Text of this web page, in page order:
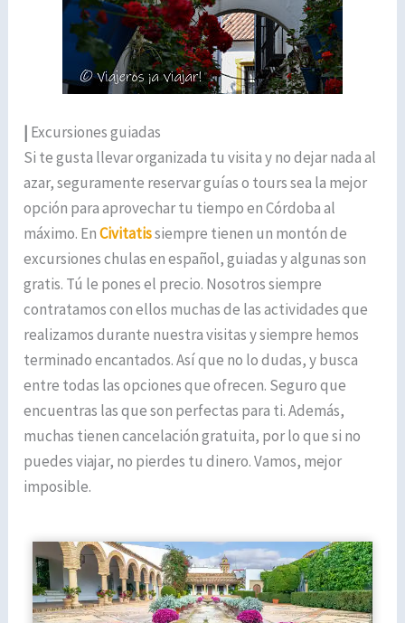
| Excursiones guiadas
Si te gusta llevar organizada tu visita y no dejar nada al
azar, seguramente reservar guías o tours sea la mejor
opción para aprovechar tu tiempo en Córdoba al
máximo. EnCivitatissiempre tienen un montón de
excursiones chulas en español, guiadas y algunas son
gratis. Tú le pones el precio. Nosotros siempre
contratamos con ellos muchas de las actividades que
realizamos durante nuestra visitas y siempre hemos
terminado encantados. Así que no lo dudas, y busca
entre todas las opciones que ofrecen. Seguro que
encuentras las que son perfectas para ti. Además,
muchas tienen cancelación gratuita, por lo que si no
puedes viajar, no pierdes tu dinero. Vamos, mejor
imposible.